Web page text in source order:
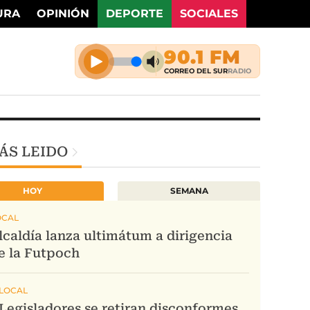
OPINIÓN DEPORTE SOCIALES
LEIDO
HOY SEMANA